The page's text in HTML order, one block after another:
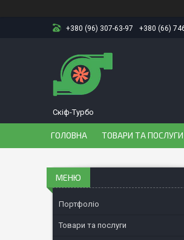
+380 (96) 307-63-97 +380 (66)
Скіф-Турбо
ГОЛОВНА ТОВАРИ ТА ПОСЛУГИ
Портфоліо
Товари та послуги